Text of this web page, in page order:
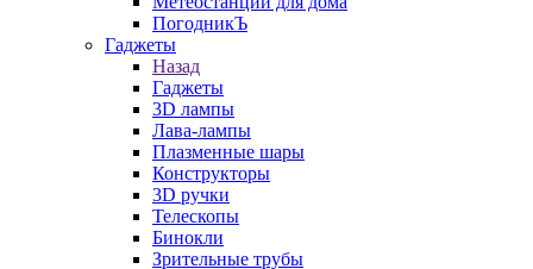
ПогодникЪ
Гаджеты
Назад
Гаджеты
3D лампы
Лава-лампы
Плазменные шары
Конструкторы
3D ручки
Телескопы
Бинокли
Зрительные трубы